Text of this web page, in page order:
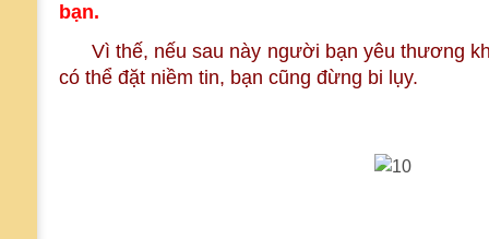
bạn.
Vì thế, nếu sau này người bạn yêu thương
có thể đặt niềm tin, bạn cũng đừng bi lụy.